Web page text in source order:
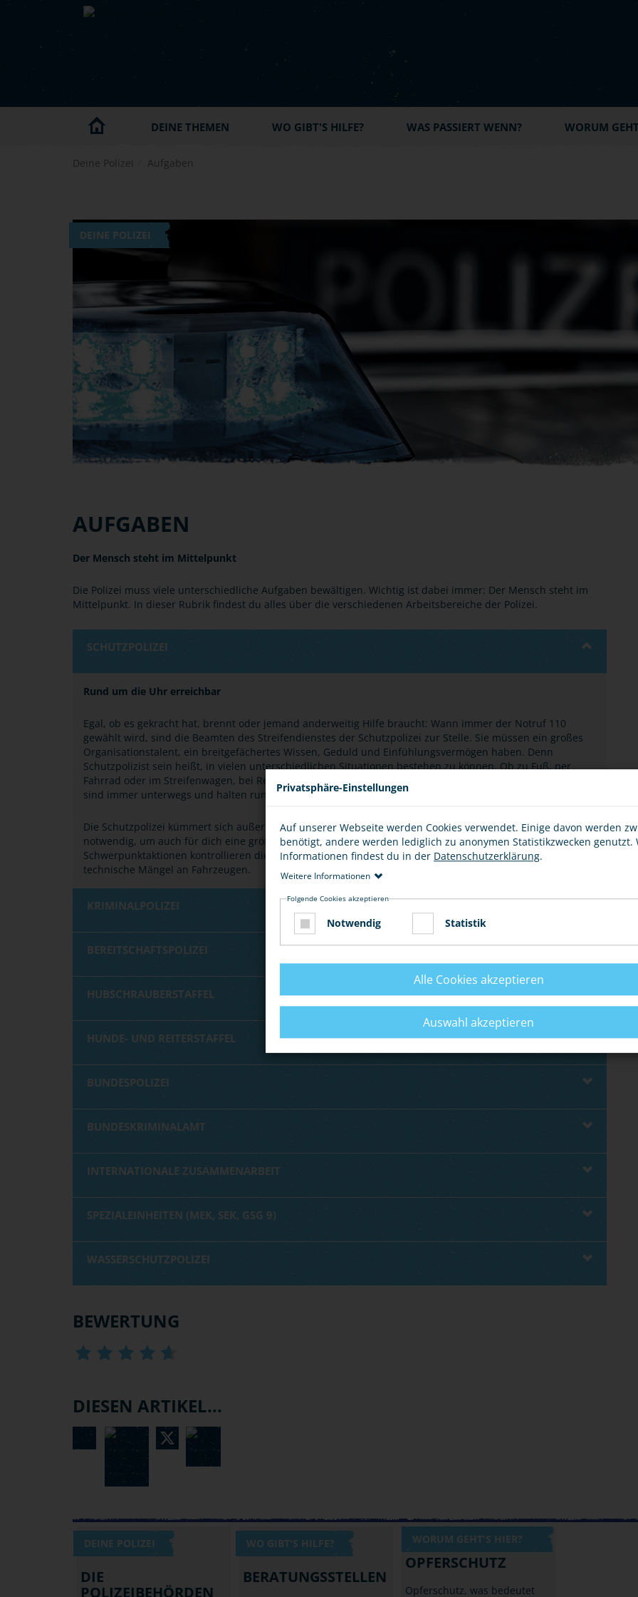
Skip to main content
DEINE THEMEN WO GIBT'S HILFE? WAS PASSIERT WENN? WORUM
Deine Polizei Aufgaben
DEINE POLIZEI
AUFGABEN
Der Mensch steht im Mittelpunkt
Die Polizei muss viele unterschiedliche Aufgaben bewältigen. Wichtig ist dabei immer: Der Mensch steht im
Mittelpunkt. In dieser Rubrik findest du alles über die verschiedenen Arbeitsbereiche der Polizei.
SCHUTZPOLIZEI
Rund um die Uhr erreichbar
Egal, ob es gekracht hat, brennt oder jemand anderweitig Hilfe braucht: Wann immer der Notruf 110
gewählt wird, sind die Beamten des Streifendienstes der Schutzpolizei zur Stelle. Sie müssen ein großes
Organisationstalent, ein breitgefächertes Wissen, Geduld und Einfühlungsvermögen haben. Denn
Schutzpolizist sein heißt, in vielen unterschiedlichen Situationen bestehen zu können. Ob zu Fuß, per
Fahrrad oder im Streifenwagen, bei Regen, Schnee oder Freibadwetter: Die Beamten des Streifendienstes
sind immer unterwegs und halten rund um die Uhr für deine Sicherheit die Augen offen.
Die Schutzpolizei kümmert sich außerdem um die Verkehrsüberwachung und -kontrollen. Sie sind
notwendig, um auch für dich eine größtmögliche Verkehrssicherheit zu gewährleisten. Bei
Schwerpunktaktionen kontrollieren die Beamten zu schnelles Fahren, Alkohol und Drogen am Steuer sowie
technische Mängel an Fahrzeugen.
KRIMINALPOLIZEI
BEREITSCHAFTSPOLIZEI
HUBSCHRAUBERSTAFFEL
HUNDE- UND REITERSTAFFEL
BUNDESPOLIZEI
BUNDESKRIMINALAMT
INTERNATIONALE ZUSAMMENARBEIT
SPEZIALEINHEITEN (MEK, SEK, GSG 9)
WASSERSCHUTZPOLIZEI
BEWERTUNG
DIESEN ARTIKEL...
DEINE POLIZEI
DIE
POLIZEIBEHÖRDEN
WO GIBT'S HILFE?
BERATUNGSSTELLEN
WORUM GEHT'S HIER?
OPFERSCHUTZ
Opferschutz, was bedeutet
Privatsphäre-Einstellungen
Auf unserer Webseite werden Cookies verwendet. Einige davon werden
benötigt, andere werden lediglich zu anonymen Statistikzwecken genutzt.
Informationen findest du in der Datenschutzerklärung.
Weitere Informationen
Folgende Cookies akzeptieren
Notwendig Statistik
Alle Cookies akzeptieren
Auswahl akzeptieren